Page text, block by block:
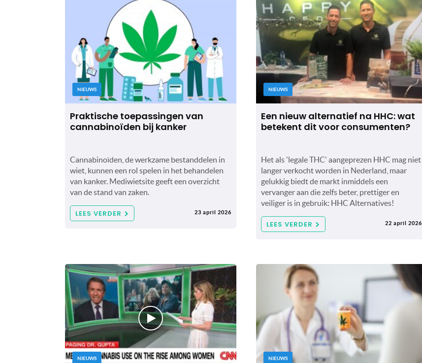
NIEUWS
Praktische toepassingen van
cannabinoïden bij kanker
Cannabinoïden, de werkzame bestanddelen in
wiet, kunnen een rol spelen in het behandelen
van kanker. Mediwietsite geeft een overzicht
van de stand van zaken.
LEES VERDER 23 april 2026
NIEUWS
Een nieuw alternatief na HHC: wat
betekent dit voor consumenten?
Het als 'legale THC' aangeprezen HHC mag niet
langer verkocht worden in Nederland, maar
gelukkig biedt de markt inmiddels een
vervanger aan die zelfs beter, prettiger en
veiliger is in gebruik: HHC Alternatives!
LEES VERDER 22 april 2026
NIEUWS NIEUWS